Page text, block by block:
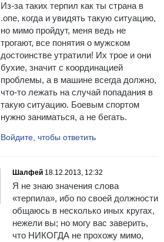
Из-за таких терпил как ты страна в
.опе, когда и увидять такую ситуацию,
но мимо пройдут, меня ведь не
трогают, все понятия о мужском
достоинстве утратили! Их трое и они
бухие, значит с координацией
проблемы, а в машине всегда должно,
что-то лежать на случай попадания в
такую ситуацию. Боевым спортом
нужно заниматься, а не бегать.
Войдите, чтобы ответить
Шалфей 18.12.2013, 12:32
Я не знаю значения слова
«терпила», ибо по своей должности
общаюсь в несколько иных кругах,
нежели вы; но могу вас заверить,
что НИКОГДА не прохожу мимо,